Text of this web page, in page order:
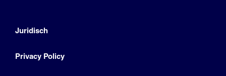
Juridisch
Privacy Policy